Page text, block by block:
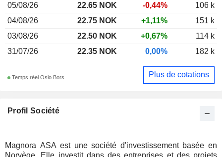
Profil Société
Magnora ASA est une société d'investissement basée en
Norvège. Elle investit dans des entreprises et des projets
05/08/26
22.65 NOK -0,44%
106 k
04/08/26
22.75 NOK +1,11%
151 k
03/08/26
22.50 NOK +0,67%
114 k
31/07/26
22.35 NOK 0,00% 182 k
Temps réel Oslo Bors Plus de cotations